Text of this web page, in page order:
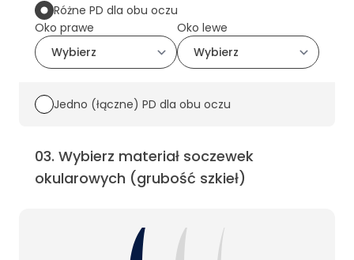
Różne PD dla obu oczu
Oko prawe
Oko lewe
Jedno (łączne) PD dla obu oczu
03. Wybierz materiał soczewek
okularowych (grubość szkieł)